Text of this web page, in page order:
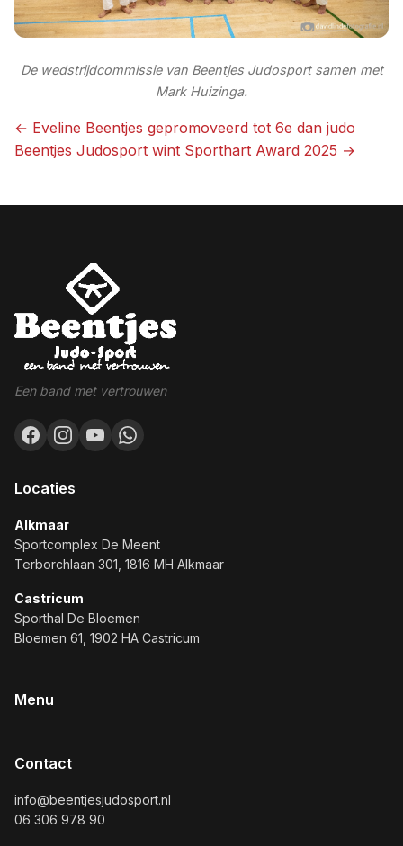
De wedstrijdcommissie van Beentjes Judosport samen met
Mark Huizinga.
Bericht
← Eveline Beentjes gepromoveerd tot 6e dan judo
Beentjes Judosport wint Sporthart Award 2025 →
Een band met vertrouwen
Locaties
Alkmaar
Sportcomplex De Meent
Terborchlaan 301, 1816 MH Alkmaar
Castricum
Sporthal De Bloemen
Bloemen 61, 1902 HA Castricum
Menu
Contact
info@beentjesjudosport.nl
06 306 978 90